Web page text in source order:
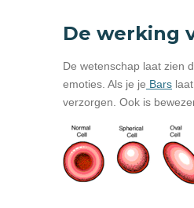
De werking
De wetenschap laat zien
emoties. Als je je Bars
verzorgen. Ook is